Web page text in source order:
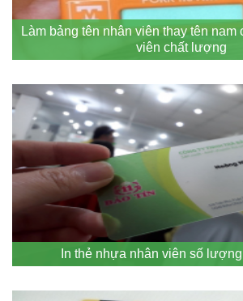
Làm bảng tên nhân viên thay tên nam
viên chất lượng
In thẻ nhựa nhân viên số